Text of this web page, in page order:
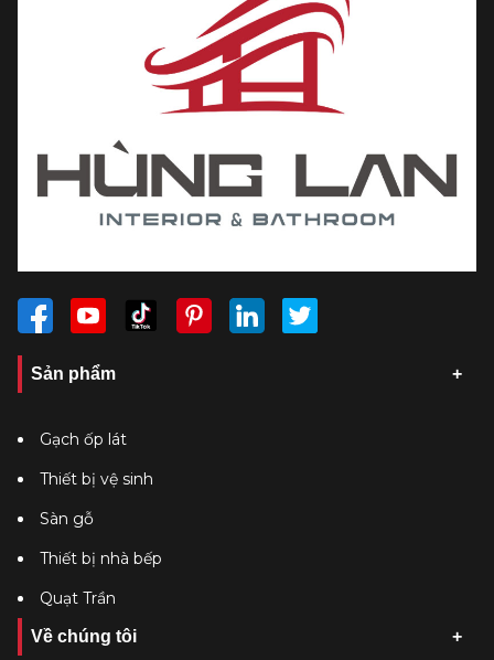
Sản phẩm
Gạch ốp lát
Thiết bị vệ sinh
Sàn gỗ
Thiết bị nhà bếp
Quạt Trần
Về chúng tôi